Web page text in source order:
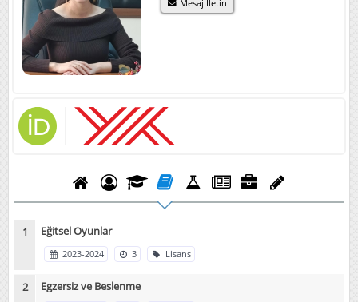
Mesaj İletin
Eğitsel Oyunlar
2023-2024 3 Lisans
Egzersiz ve Beslenme